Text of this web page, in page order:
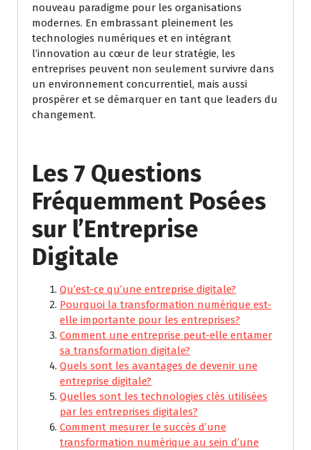
nouveau paradigme pour les organisations
modernes. En embrassant pleinement les
technologies numériques et en intégrant
l’innovation au cœur de leur stratégie, les
entreprises peuvent non seulement survivre dans
un environnement concurrentiel, mais aussi
prospérer et se démarquer en tant que leaders du
changement.
Les 7 Questions
Fréquemment Posées
sur l’Entreprise
Digitale
Qu’est-ce qu’une entreprise digitale?
Pourquoi la transformation numérique est-
elle importante pour les entreprises?
Comment une entreprise peut-elle entamer
sa transformation digitale?
Quels sont les avantages de devenir une
entreprise digitale?
Quelles sont les technologies clés utilisées
par les entreprises digitales?
Comment mesurer le succès d’une
transformation numérique au sein d’une